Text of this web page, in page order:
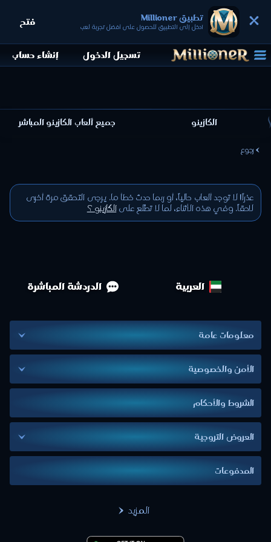
تطبيق Millioner
ادخل إلى التطبيق للحصول على أفضل تجربة لعب
فتح
تسجيل الدخول إنشاء حساب
الكازينو جميع ألعاب الكازينو المباشر
رجوع
عذراً! لا توجد ألعاب حالياً، أو ربما حدث خطأ ما. يرجى التحقق مرة أخرى
لاحقاً. وفي هذه الأثناء، لما لا تطّلع علىالكازينو ؟
العربية الدردشة المباشرة
معلومات عامة
الأمن والخصوصية
الشروط والأحكام
العروض التروجية
المدفوعات
المزيد